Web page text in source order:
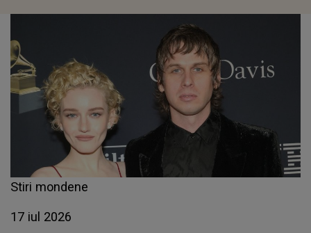
Stiri mondene
17 iul 2026